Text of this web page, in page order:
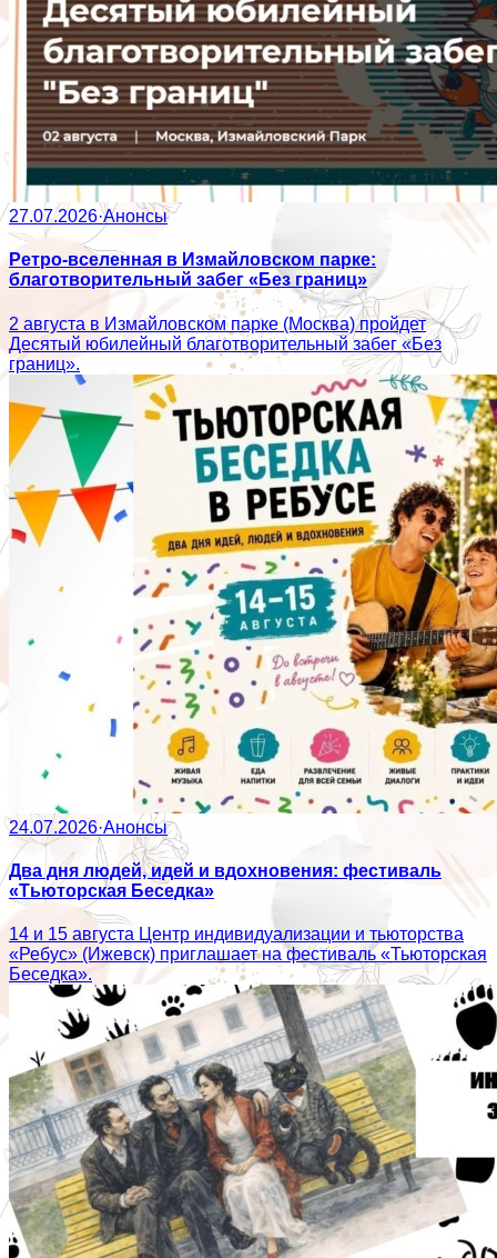
27.07.2026·Анонсы
Ретро-вселенная в Измайловском парке:
благотворительный забег «Без границ»
2 августа в Измайловском парке (Москва) пройдет
Десятый юбилейный благотворительный забег «Без
границ».
24.07.2026·Анонсы
Два дня людей, идей и вдохновения: фестиваль
«Тьюторская Беседка»
14 и 15 августа Центр индивидуализации и тьюторства
«Ребус» (Ижевск) приглашает на фестиваль «Тьюторская
Беседка».